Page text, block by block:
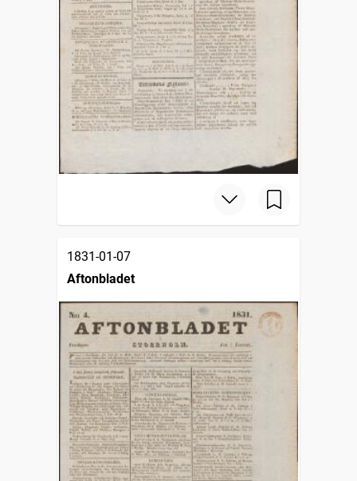
1831-01-07
Aftonbladet